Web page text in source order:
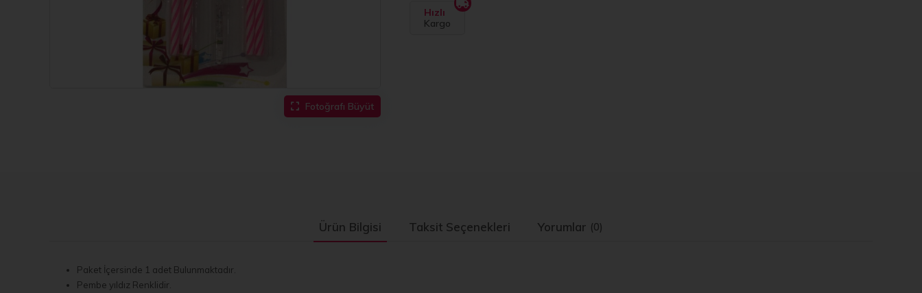
Fotoğrafı Büyüt
Hızlı
Kargo
Ürün Bilgisi Taksit Seçenekleri Yorumlar (0)
Paket İçersinde 1 adet Bulunmaktadır.
Pembe yıldız Renklidir.